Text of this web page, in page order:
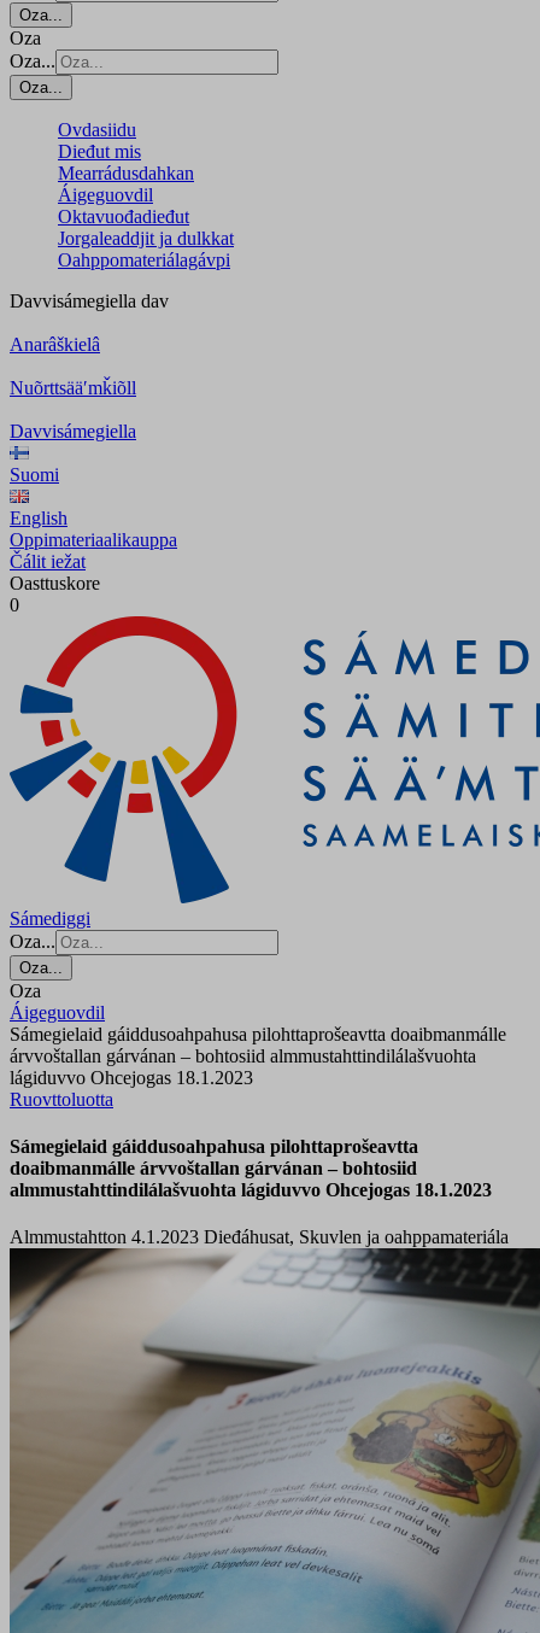
Oza...
Oza
Oza...
Oza...
Ovdasiidu
Dieđut mis
Mearrádusdahkan
Áigeguovdil
Oktavuođadieđut
Jorgaleaddjit ja dulkkat
Oahppomateriálagávpi
Davvisámegiella dav
Anarâškielâ
Nuõrttsääʹmǩiõll
Davvisámegiella
Suomi
English
Oppimateriaalikauppa
Čálit iežat
Oasttuskore
0
Sámediggi
Oza...
Oza...
Oza
Áigeguovdil
Sámegielaid gáiddusoahpahusa pilohttaprošeavtta doaibmanmálle
árvvoštallan gárvánan – bohtosiid almmustahttindilálašvuohta
lágiduvvo Ohcejogas 18.1.2023
Ruovttoluotta
Sámegielaid gáiddusoahpahusa pilohttaprošeavtta
doaibmanmálle árvvoštallan gárvánan – bohtosiid
almmustahttindilálašvuohta lágiduvvo Ohcejogas 18.1.2023
Almmustahtton 4.1.2023 Dieđáhusat, Skuvlen ja oahppamateriála